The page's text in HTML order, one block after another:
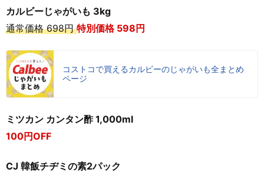
カルビーじゃがいも 3kg
通常価格 698円特別価格 598円
コストコで買えるカルビーのじゃがいも全まとめ
ページ
ミツカン カンタン酢 1,000ml
100円OFF
CJ 韓飯チヂミの素2パック